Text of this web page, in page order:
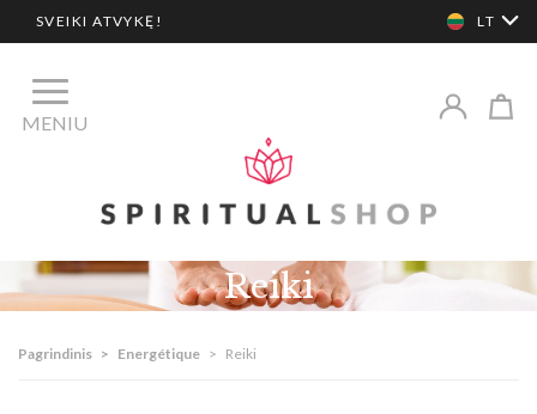
SVEIKI ATVYKĘ! LT
MENIU
Reiki
Pagrindinis > Energétique > Reiki